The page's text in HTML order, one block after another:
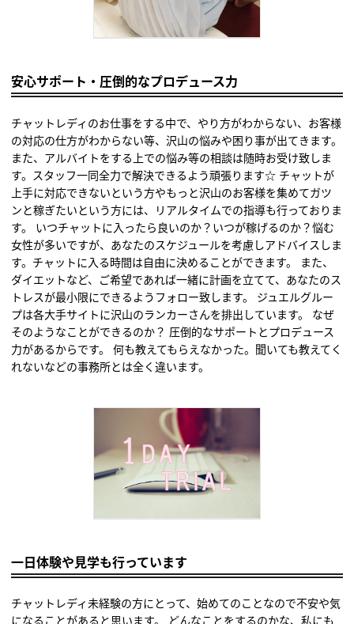
安心サポート・圧倒的なプロデュース力
チャットレディのお仕事をする中で、やり方がわからない、お客様
の対応の仕方がわからない等、沢山の悩みや困り事が出てきます。
また、アルバイトをする上での悩み等の相談は随時お受け致しま
す。スタッフ一同全力で解決できるよう頑張ります☆ チャットが
上手に対応できないという方やもっと沢山のお客様を集めてガツ
ンと稼ぎたいという方には、リアルタイムでの指導も行っておりま
す。 いつチャットに入ったら良いのか？いつが稼げるのか？悩む
女性が多いですが、あなたのスケジュールを考慮しアドバイスしま
す。チャットに入る時間は自由に決めることができます。 また、
ダイエットなど、ご希望であれば一緒に計画を立てて、あなたのス
トレスが最小限にできるようフォロー致します。 ジュエルグルー
プは各大手サイトに沢山のランカーさんを排出しています。 なぜ
そのようなことができるのか？ 圧倒的なサポートとプロデュース
力があるからです。 何も教えてもらえなかった。聞いても教えてく
れないなどの事務所とは全く違います。
一日体験や見学も行っています
チャットレディ未経験の方にとって、始めてのことなので不安や気
になることがあると思います。 どんなことをするのかな、私にも